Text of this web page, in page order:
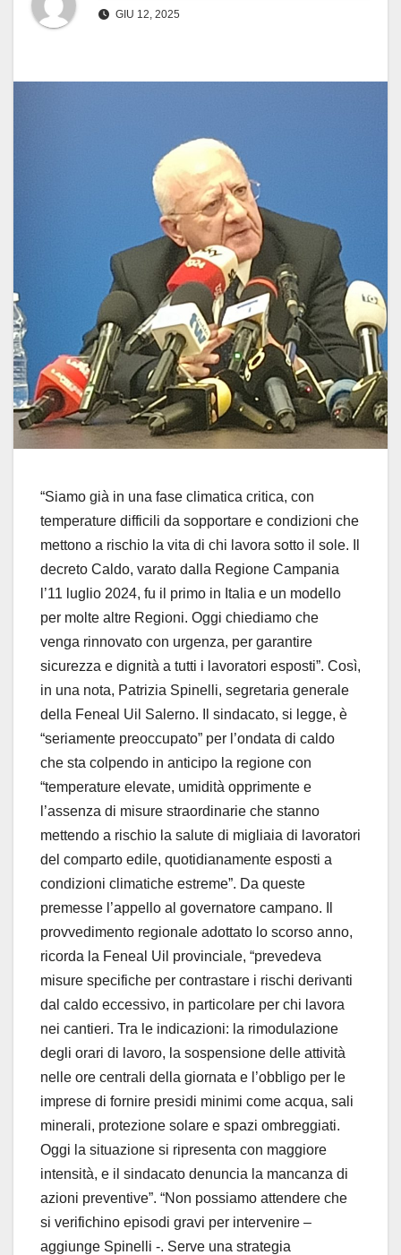
GIU 12, 2025
“Siamo già in una fase climatica critica, con
temperature difficili da sopportare e condizioni che
mettono a rischio la vita di chi lavora sotto il sole. Il
decreto Caldo, varato dalla Regione Campania
l’11 luglio 2024, fu il primo in Italia e un modello
per molte altre Regioni. Oggi chiediamo che
venga rinnovato con urgenza, per garantire
sicurezza e dignità a tutti i lavoratori esposti”. Così,
in una nota, Patrizia Spinelli, segretaria generale
della Feneal Uil Salerno. Il sindacato, si legge, è
“seriamente preoccupato” per l’ondata di caldo
che sta colpendo in anticipo la regione con
“temperature elevate, umidità opprimente e
l’assenza di misure straordinarie che stanno
mettendo a rischio la salute di migliaia di lavoratori
del comparto edile, quotidianamente esposti a
condizioni climatiche estreme”. Da queste
premesse l’appello al governatore campano. Il
provvedimento regionale adottato lo scorso anno,
ricorda la Feneal Uil provinciale, “prevedeva
misure specifiche per contrastare i rischi derivanti
dal caldo eccessivo, in particolare per chi lavora
nei cantieri. Tra le indicazioni: la rimodulazione
degli orari di lavoro, la sospensione delle attività
nelle ore centrali della giornata e l’obbligo per le
imprese di fornire presidi minimi come acqua, sali
minerali, protezione solare e spazi ombreggiati.
Oggi la situazione si ripresenta con maggiore
intensità, e il sindacato denuncia la mancanza di
azioni preventive”. “Non possiamo attendere che
si verifichino episodi gravi per intervenire –
aggiunge Spinelli -. Serve una strategia